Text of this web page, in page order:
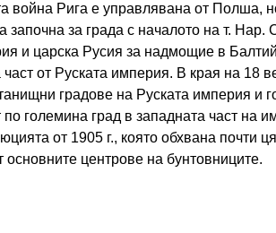
война Рига е управлявана от Полша,
за града с началото на т. Нар.
и царска Русия за надмощие в
от Руската империя. В края на 18
градове на Руската империя и
големина град в западната част на
от 1905 г., която обхвана почти
центрове на бунтовниците.